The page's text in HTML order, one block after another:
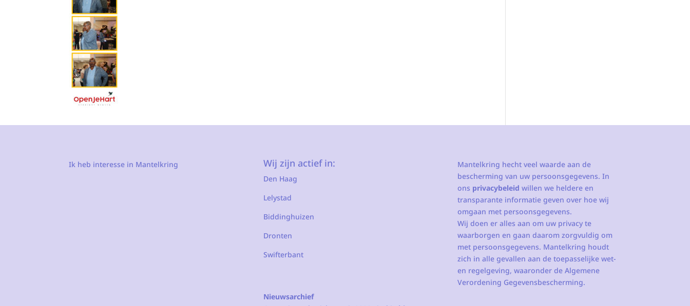
Ik heb interesse in Mantelkring Wij zijn actief in:
Den Haag
Lelystad
Biddinghuizen
Dronten
Swifterbant
Nieuwsarchief
Mantelkring hecht veel waarde aan de
bescherming van uw persoonsgegevens. In
ons privacybeleid willen we heldere en
transparante informatie geven over hoe wij
omgaan met persoonsgegevens.
Wij doen er alles aan om uw privacy te
waarborgen en gaan daarom zorgvuldig om
met persoonsgegevens. Mantelkring houdt
zich in alle gevallen aan de toepasselijke wet-
en regelgeving, waaronder de Algemene
Verordening Gegevensbescherming.